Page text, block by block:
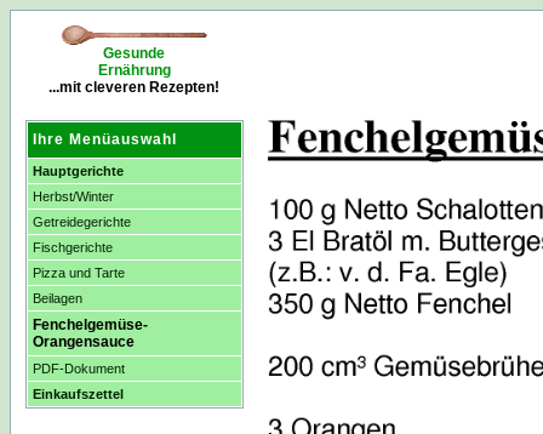
Gesunde
Ernährung
...mit cleveren Rezepten!
Ihre Menüauswahl
Hauptgerichte
Herbst/Winter
Getreidegerichte
Fischgerichte
Pizza und Tarte
Beilagen
Fenchelgemüse-
Orangensauce
PDF-Dokument
Einkaufszettel